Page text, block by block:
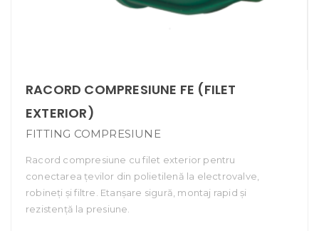
RACORD COMPRESIUNE FE (FILET
EXTERIOR)
FITTING COMPRESIUNE
Racord compresiune cu filet exterior pentru
conectarea țevilor din polietilenă la electrovalve,
robineți și filtre. Etanșare sigură, montaj rapid și
rezistență la presiune.